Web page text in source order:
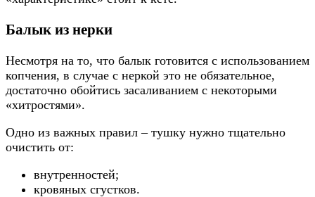
Балык из нерки
Несмотря на то, что балык готовится с использованием
копчения, в случае с неркой это не обязательное,
достаточно обойтись засаливанием с некоторыми
«хитростями».
Одно из важных правил – тушку нужно тщательно
очистить от:
внутренностей;
кровяных сгустков.